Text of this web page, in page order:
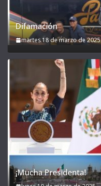
Difamación
martes 18 de marzo de 2025
¡Mucha Presidenta!